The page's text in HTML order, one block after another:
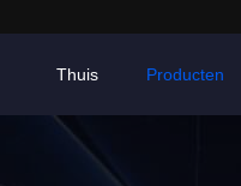
Thuis Producten